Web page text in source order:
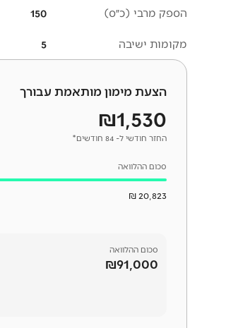
הספק מרבי (כ״ס) 150
מקומות ישיבה 5
הצעת מימון מותאמת עבורך
₪1,530
החזר חודשי ל- 84 חודשים*
סכום ההלוואה
20,823 ₪
סכום ההלוואה
₪91,000